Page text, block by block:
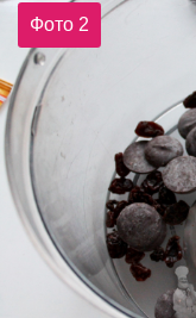
Фото 2